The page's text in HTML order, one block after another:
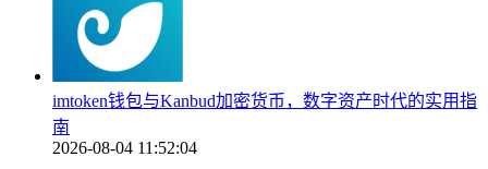
imtoken钱包与Kanbud加密货币，数字资产时代的实用指
南
2026-08-04 11:52:04